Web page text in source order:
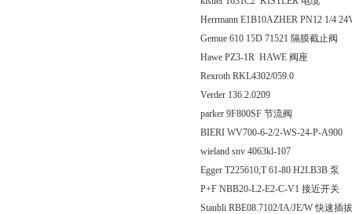
Herrmann E1B10AZHER PN12 1/4
Gemue 610 15D 71521 隔膜截止阀
Hawe PZ3-1R HAWE 阀座
Rexroth RKL4302/059.0
Verder 136.2.0209
parker 9F800SF 节流阀
BIERI WV700-6-2/2-WS-24-P-A900
wieland snv 4063kl-107
Egger T225610;T 61-80 H2LB3B 泵
P+F NBB20-L2-E2-C-V1 接近开关
Staubli RBE08.7102/IA/JE/W 快速插